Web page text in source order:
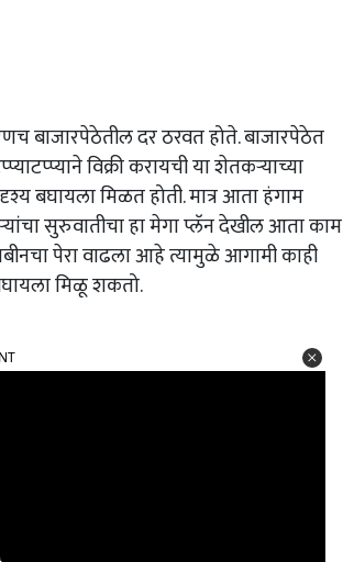
बाजारपेठेतील दर ठरवत होते. बाजारपेठेत
विक्री करायची या शेतकऱ्याच्या
बघायला मिळत होती. मात्र आता हंगाम
सुरुवातीचा हा मेगा प्लॅन देखील आता काम
पेरा वाढला आहे त्यामुळे आगामी काही
मिळू शकतो.